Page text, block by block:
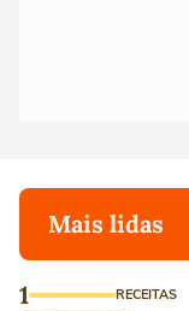
Mais lidas
1 RECEITAS